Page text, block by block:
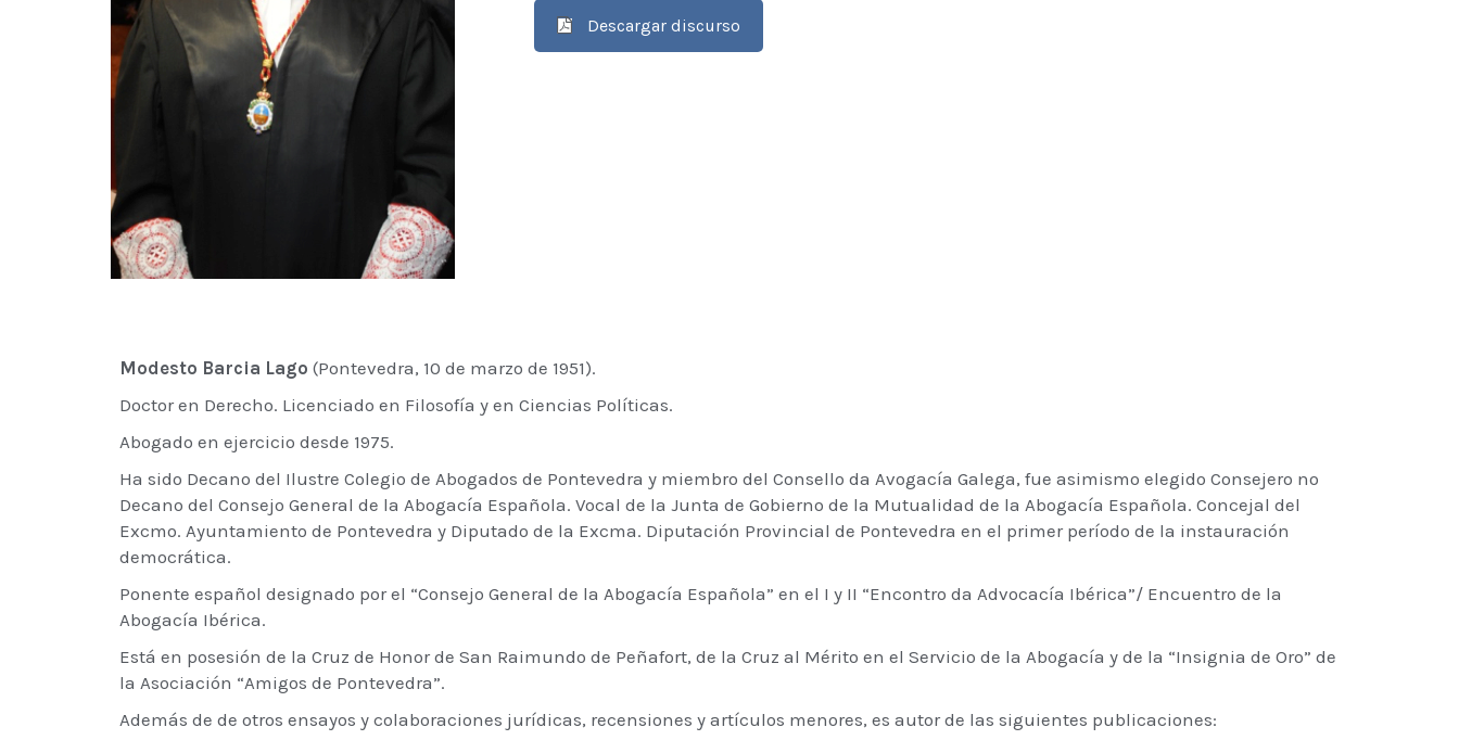
Descargar discurso
Modesto Barcia Lago (Pontevedra, 10 de marzo de 1951).
Doctor en Derecho. Licenciado en Filosofía y en Ciencias Políticas.
Abogado en ejercicio desde 1975.
Ha sido Decano del Ilustre Colegio de Abogados de Pontevedra y miembro del Consello da Avogacía Galega, fue asimismo elegido Consejero no
Decano del Consejo General de la Abogacía Española. Vocal de la Junta de Gobierno de la Mutualidad de la Abogacía Española. Concejal del
Excmo. Ayuntamiento de Pontevedra y Diputado de la Excma. Diputación Provincial de Pontevedra en el primer período de la instauración
democrática.
Ponente español designado por el “Consejo General de la Abogacía Española” en el I y II “Encontro da Advocacía Ibérica”/ Encuentro de la
Abogacía Ibérica.
Está en posesión de la Cruz de Honor de San Raimundo de Peñafort, de la Cruz al Mérito en el Servicio de la Abogacía y de la “Insignia de Oro” de
la Asociación “Amigos de Pontevedra”.
Además de de otros ensayos y colaboraciones jurídicas, recensiones y artículos menores, es autor de las siguientes publicaciones: